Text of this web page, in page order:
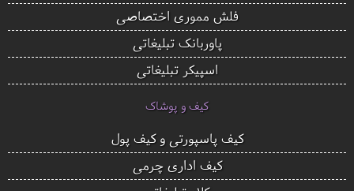
فلش مموری اختصاصی
پاوربانک تبلیغاتی
اسپیکر تبلیغاتی
کیف و پوشاک
کیف پاسپورتی و کیف پول
کیف اداری چرمی